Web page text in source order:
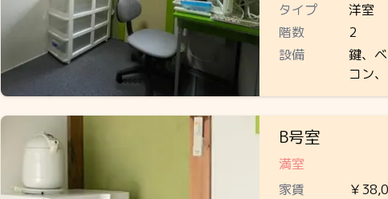
タイプ
洋室
階数
2
設備
鍵、
コン
Slide 1 of 3
B号室
満室
家賃
￥